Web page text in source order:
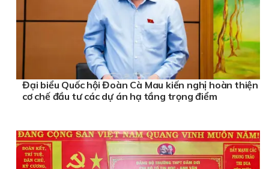
Đại biểu Quốc hội Đoàn Cà Mau kiến nghị hoàn thiện
cơ chế đầu tư các dự án hạ tầng trọng điểm